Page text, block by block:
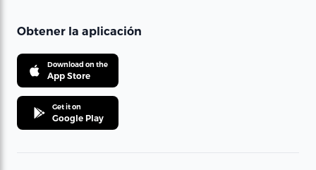
Obtener la aplicación
Download on the
App Store
Get it on
Google Play